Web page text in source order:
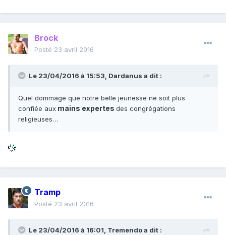
Brock
Posté 23 avril 2016
Le 23/04/2016 à 15:53, Dardanus a dit :
Quel dommage que notre belle jeunesse ne soit plus
confiée aux mains expertes des congrégations
religieuses…
Tramp
Posté 23 avril 2016
Le 23/04/2016 à 16:01, Tremendo a dit :